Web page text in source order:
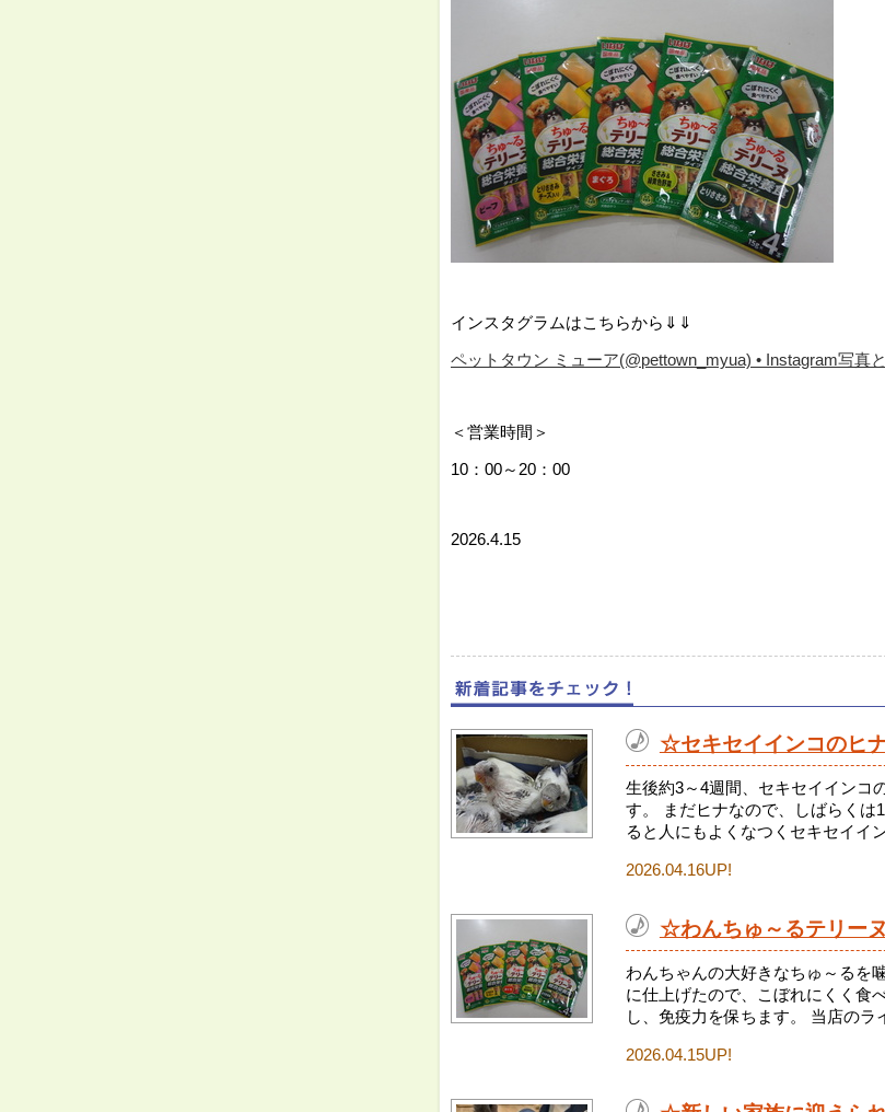
インスタグラムはこちらから⇓⇓
ペットタウン ミューア(@pettown_myua) • Instagram写真
＜営業時間＞
10：00～20：00
2026.4.15
☆セキセイインコのヒ
生後約3～4週間、セキセイインコ
す。 まだヒナなので、しばらくは
ると人にもよくなつくセキセイイ
2026.04.16UP!
☆わんちゅ～るテリー
わんちゃんの大好きなちゅ～るを
に仕上げたので、こぼれにくく食
し、免疫力を保ちます。 当店のラ
2026.04.15UP!